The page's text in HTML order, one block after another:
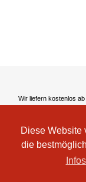
Diese Website
die
Wir liefern kostenlos